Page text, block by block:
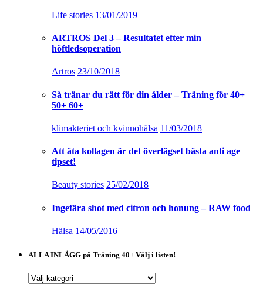
Life stories 13/01/2019
ARTROS Del 3 – Resultatet efter min
höftledsoperation
Artros 23/10/2018
Så tränar du rätt för din ålder – Träning för 40+
50+ 60+
klimakteriet och kvinnohälsa 11/03/2018
Att äta kollagen är det överlägset bästa anti age
tipset!
Beauty stories 25/02/2018
Ingefära shot med citron och honung – RAW food
Hälsa 14/05/2016
ALLA INLÄGG på Träning 40+ Välj i listen!
ALLA